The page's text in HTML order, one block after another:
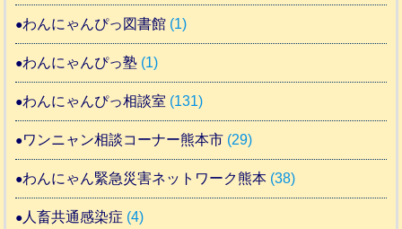
わんにゃんぴっ図書館 (1)
わんにゃんぴっ塾 (1)
わんにゃんぴっ相談室 (131)
ワンニャン相談コーナー熊本市 (29)
わんにゃん緊急災害ネットワーク熊本 (38)
人畜共通感染症 (4)